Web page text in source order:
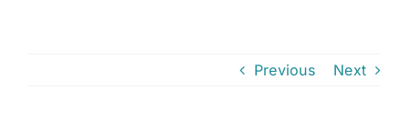
Previous Next